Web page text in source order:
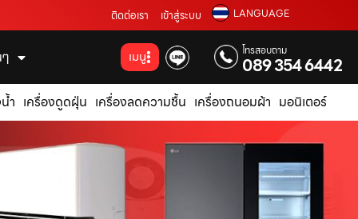
ติดต่อเรา เข้าสู่ระบบ LANGUAGE
เมนู โทรสอบถาม
089 354 6442
ำ เครื่องดูดฝุ่น เครื่องลดความชื้น เครื่องถนอมผ้า มอนิเตอร์